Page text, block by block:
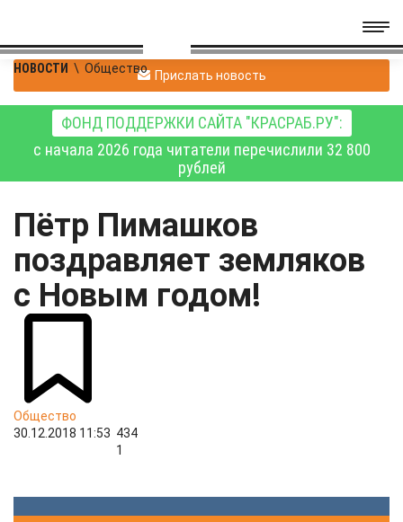
НОВОСТИ \ Общество Прислать новость
ФОНД ПОДДЕРЖКИ САЙТА "КРАСРАБ.РУ":
с начала 2026 года читатели перечислили 32 800
рублей
Пётр Пимашков
поздравляет земляков
с Новым годом!
Общество
30.12.2018 11:53 434
1